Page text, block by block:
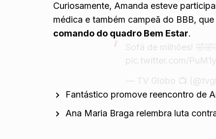
Curiosamente, Amanda esteve
médica e também campeã do BBB,
comando do quadro Bem Estar.
Sofá de milhões!
pic.twitter.com/
— TV Globo 📺
Fantástico promove reencontro de
Ana Maria Braga relembra luta